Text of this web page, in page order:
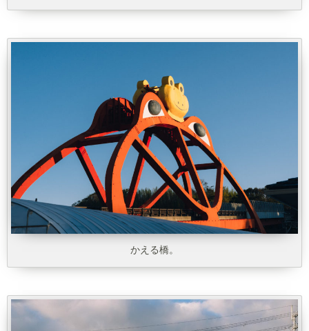
かえる橋。